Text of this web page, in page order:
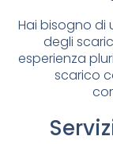
Hai bisogno di
degli
esperienza
scarico